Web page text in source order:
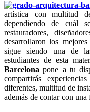
artística con multitud
dependiendo de cuál
restauradores,
desarrollaron los
sigue siendo una de
estudiantes de esta
Barcelona pone a tu
compartirás
diferentes, multitud de
además de contar con